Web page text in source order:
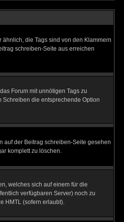
die Tags sind von den Klammern
schreiben-Seite aus erreichen
Forum mit unnötigen Tags zu
die entsprechende Option
auf der Beitrag schreiben-Seite gesehen
komplett zu löschen.
welches sich auf einem für die
verfügbaren Server) noch zu
HMTL (sofern erlaubt).